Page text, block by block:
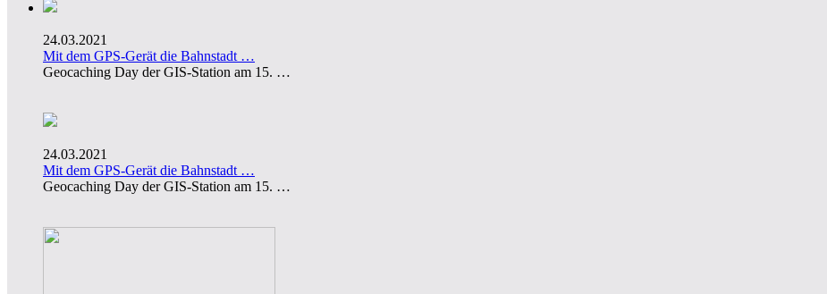
24.03.2021
Mit dem GPS-Gerät die Bahnstadt …
Geocaching Day der GIS-Station am 15. …
24.03.2021
Mit dem GPS-Gerät die Bahnstadt …
Geocaching Day der GIS-Station am 15. …